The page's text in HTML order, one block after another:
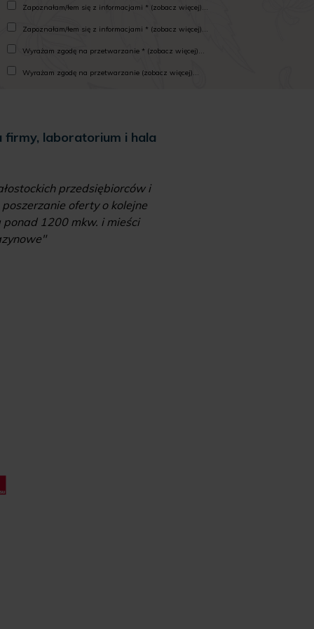
Zapoznałam/łem się z informacjami * (zobacz więcej)...
Zapoznałam/łem się z informacjami * (zobacz więcej)...
Wyrażam zgodę na przetwarzanie * (zobacz więcej)...
Wyrażam zgodę na przetwarzanie (zobacz więcej)...
firmy, laboratorium i hala
przedsiębiorców i
oferty o kolejne
ponad 1200 mkw. i mieści